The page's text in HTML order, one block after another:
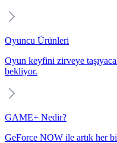
Oyuncu Ürünleri
Oyun keyfini zirveye
bekliyor.
GAME+ Nedir?
GeForce NOW ile artık her